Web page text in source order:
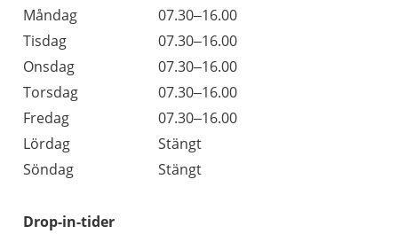
Dag
Öppettider
Kommentarer
Måndag
07.30–16.00
Tisdag
07.30–16.00
Onsdag
07.30–16.00
Torsdag
07.30–16.00
Fredag
07.30–16.00
Lördag
Stängt
Söndag
Stängt
Drop-in-tider